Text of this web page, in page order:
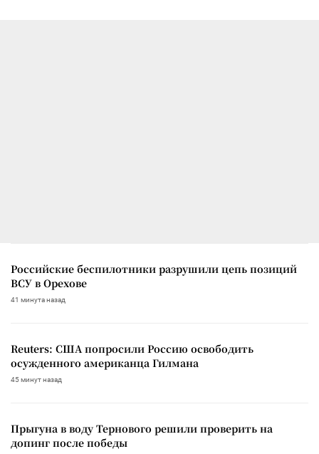
Российские беспилотники разрушили цепь позиций
ВСУ в Орехове
41 минута назад
Reuters: США попросили Россию освободить
осужденного американца Гилмана
45 минут назад
Прыгуна в воду Тернового решили проверить на
допинг после победы